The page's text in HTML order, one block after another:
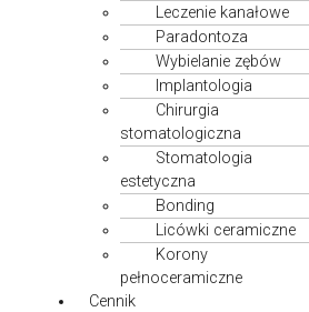
Leczenie kanałowe
Paradontoza
Wybielanie zębów
Implantologia
Chirurgia
stomatologiczna
Stomatologia
estetyczna
Bonding
Licówki ceramiczne
Korony
pełnoceramiczne
Cennik